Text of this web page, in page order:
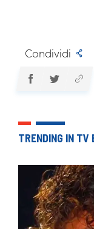
Condividi
TRENDING IN TV